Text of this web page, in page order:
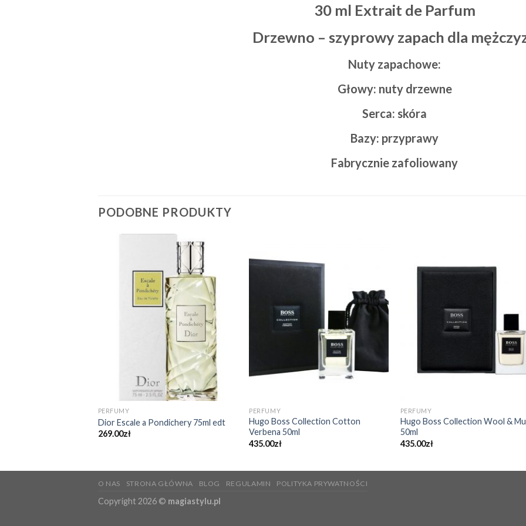
30 ml Extrait de Parfum
Drzewno – szyprowy zapach dla
Nuty zapachowe:
Głowy: nuty drzewne
Serca: skóra
Bazy: przyprawy
Fabrycznie zafoliowany
PODOBNE PRODUKTY
PERFUMY
Dior Escale a Pondichery 75ml edt
269.00zł
PERFUMY
Hugo Boss Collection Cotton
Verbena 50ml
435.00zł
PERFUMY
Hugo Boss Collection Wool &
50ml
435.00zł
O NAS STRONA GŁÓWNA BLOG REGULAMIN POLITYKA PRYWATNOŚCI
Copyright 2026 © magiastylu.pl